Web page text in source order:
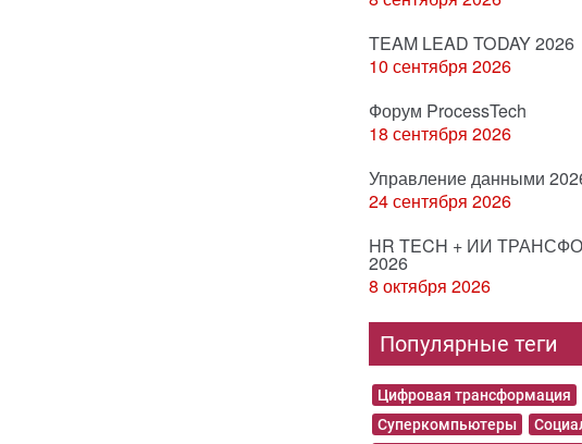
TEAM LEAD TODAY 2026
10 сентября 2026
Форум ProcessTech
18 сентября 2026
Управление данными
24 сентября 2026
HR TECH + ИИ
2026
8 октября 2026
Популярные теги
Цифровая трансформация
Суперкомпьютеры